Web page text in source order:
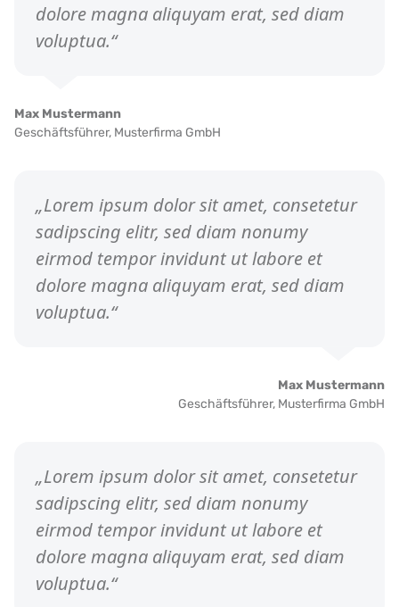
dolore magna aliquyam erat, sed diam
voluptua.“
Max Mustermann
Geschäftsführer, Musterfirma GmbH
„Lorem ipsum dolor sit amet, consetetur
sadipscing elitr, sed diam nonumy
eirmod tempor invidunt ut labore et
dolore magna aliquyam erat, sed diam
voluptua.“
Max Mustermann
Geschäftsführer, Musterfirma GmbH
„Lorem ipsum dolor sit amet, consetetur
sadipscing elitr, sed diam nonumy
eirmod tempor invidunt ut labore et
dolore magna aliquyam erat, sed diam
voluptua.“